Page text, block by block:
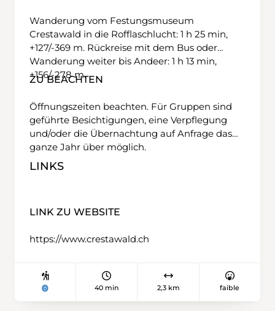
Wanderung vom Festungsmuseum
Crestawald in die Rofflaschlucht: 1 h 25 min,
+127/-369 m. Rückreise mit dem Bus oder
Wanderung weiter bis Andeer: 1 h 13 min,
+156/-278 m.
ZU BEACHTEN
Öffnungszeiten beachten. Für Gruppen sind
geführte Besichtigungen, eine Verpflegung
und/oder die Übernachtung auf Anfrage das
ganze Jahr über möglich.
LINKS
LINK ZU WEBSITE
https://www.crestawald.ch
40 min 2,3 km faible